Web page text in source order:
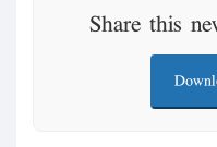
Share this